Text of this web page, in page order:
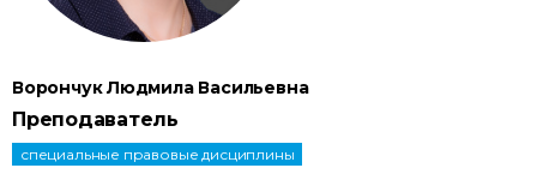
Ворончук Людмила Васильевна
Преподаватель
специальные правовые дисциплины